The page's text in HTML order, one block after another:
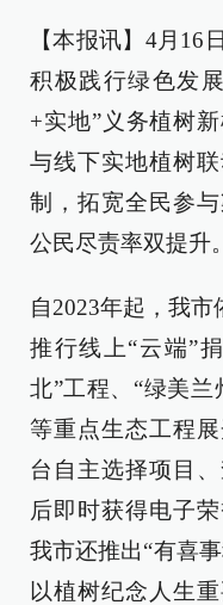
【本报讯】4月16
积极践行绿色发
+实地”义务植树
与线下实地植树
制，拓宽全民参
公民尽责率双提升。
自2023年起，我市
推行线上“云端”
北”工程、“绿美
等重点生态工程
台自主选择项目
后即时获得电子
我市还推出“有喜
以植树纪念人生